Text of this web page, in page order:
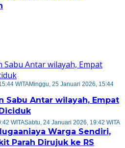
WITAMinggu, 25 Januari 2026, 15:44
Sabu Antar wilayah, Empat
WITASabtu, 24 Januari 2026, 19:42 WITA
Warga Sendiri,
Parah Dirujuk ke RS